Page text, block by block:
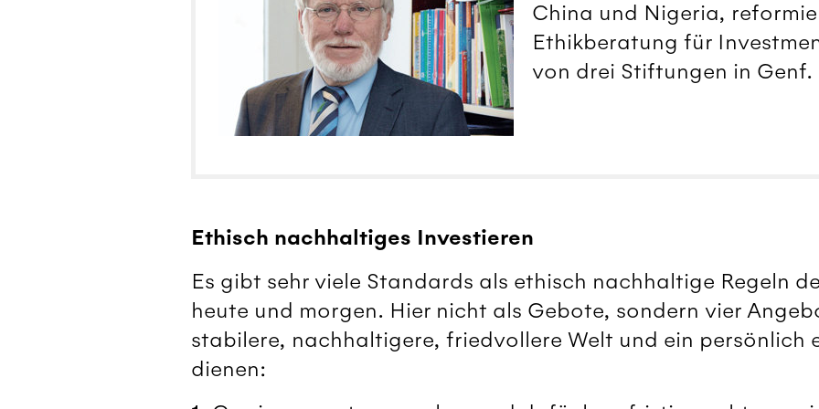
China und Nigeria,
Ethikberatung für
von drei Stiftungen in Genf.
Ethisch nachhaltiges Investieren
Es gibt sehr viele Standards als ethisch nachhaltige Regeln
heute und morgen. Hier nicht als Gebote, sondern vier
stabilere, nachhaltigere, friedvollere Welt und ein persönlich
dienen: